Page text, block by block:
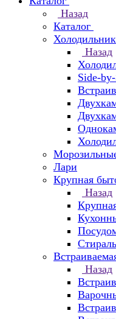
Назад
Каталог
Назад
Side-
Лари
Крупная
Назад
Назад